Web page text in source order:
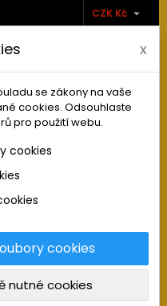
CZK Kč 
 shopping_cart0
x
se zákony na vaše
cookies. Odsouhlaste
pro použití webu.
cookies
cookies
nutné cookies